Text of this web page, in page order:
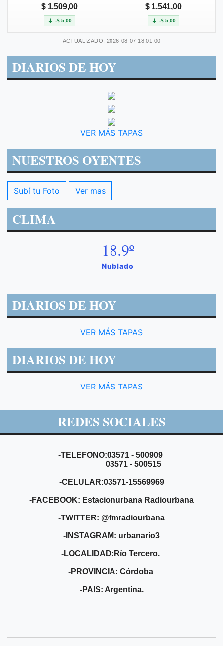
$ 1.509,00
-$ 5,00
$ 1.541,00
-$ 5,00
ACTUALIZADO: 2026-08-07 18:01:00
DIARIOS DE HOY
VER MÁS TAPAS
NUESTROS OYENTES
Subí tu Foto Ver mas
CLIMA
18.9º
Nublado
DIARIOS DE HOY
VER MÁS TAPAS
DIARIOS DE HOY
VER MÁS TAPAS
REDES SOCIALES
-TELEFONO:03571 - 500909
03571 - 500515
-CELULAR:03571-15569969
-FACEBOOK: Estacionurbana Radiourbana
-TWITTER: @fmradiourbana
-INSTAGRAM: urbanario3
-LOCALIDAD:Río Tercero.
-PROVINCIA: Córdoba
-PAIS: Argentina.